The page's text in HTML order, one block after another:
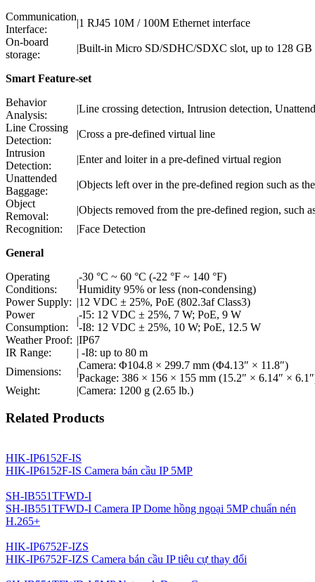
Communication
Interface:
|1 RJ45 10M / 100M Ethernet interface
On-board
storage:
|Built-in Micro SD/SDHC/SDXC slot, up to 128 GB
Smart Feature-set
Behavior
Analysis:
|Line crossing detection, Intrusion detection,
Line Crossing
Detection:
|Cross a pre-defined virtual line
Intrusion
Detection:
|Enter and loiter in a pre-defined virtual region
Unattended
Baggage:
|Objects left over in the pre-defined region such as
Object
Removal:
|Objects removed from the pre-defined region, such
Recognition:
|Face Detection
General
Operating
Conditions:
|
-30 °C ~ 60 °C (-22 °F ~ 140 °F)
Humidity 95% or less (non-condensing)
Power Supply: |12 VDC ± 25%, PoE (802.3af Class3)
Power
Consumption:
|
-I5: 12 VDC ± 25%, 7 W; PoE, 9 W
-I8: 12 VDC ± 25%, 10 W; PoE, 12.5 W
Weather Proof: |IP67
IR Range:
| -I8: up to 80 m
Dimensions:
|
Camera: Φ104.8 × 299.7 mm (Φ4.13″ × 11.8″)
Package: 386 × 156 × 155 mm (15.2″ × 6.14″ ×
Weight:
|Camera: 1200 g (2.65 lb.)
Related Products
HIK-IP6152F-IS
HIK-IP6152F-IS Camera bán cầu IP 5MP
SH-IB551TFWD-I
SH-IB551TFWD-I Camera IP Dome hồng ngoại 5MP chuẩn nén
H.265+
HIK-IP6752F-IZS
HIK-IP6752F-IZS Camera bán cầu IP tiêu cự thay đổi